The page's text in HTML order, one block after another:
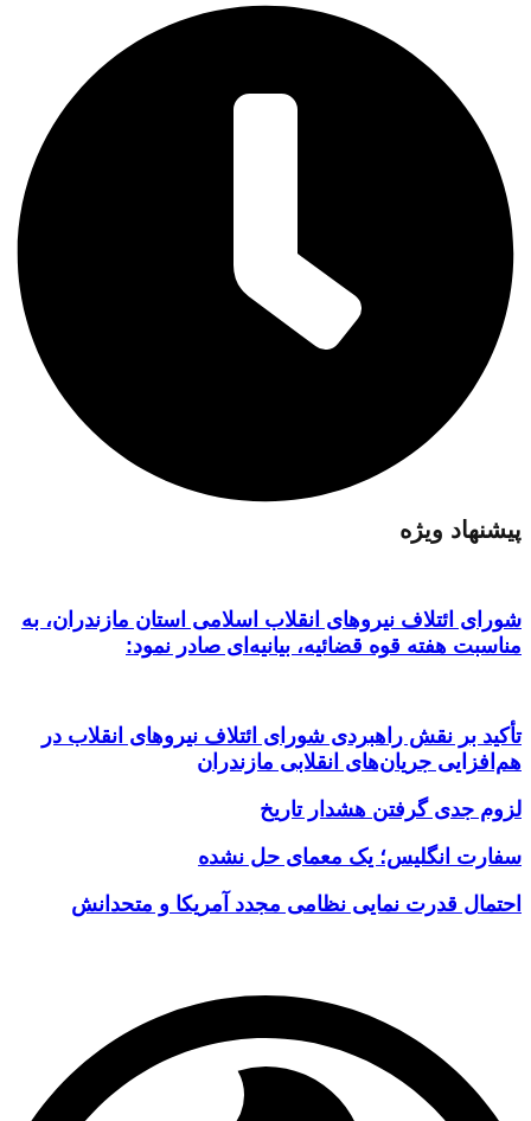
پیشنهاد ویژه
شورای ائتلاف نیروهای انقلاب اسلامی استان مازندران، به
مناسبت هفته قوه قضائیه، بیانیه‌ای صادر نمود:
تأکید بر نقش راهبردی شورای ائتلاف نیروهای انقلاب در
هم‌افزایی جریان‌های انقلابی مازندران
لزوم جدی گرفتن هشدار تاریخ
سفارت انگلیس؛ یک معمای حل نشده
احتمال قدرت نمایی نظامی مجدد آمریکا و متحدانش